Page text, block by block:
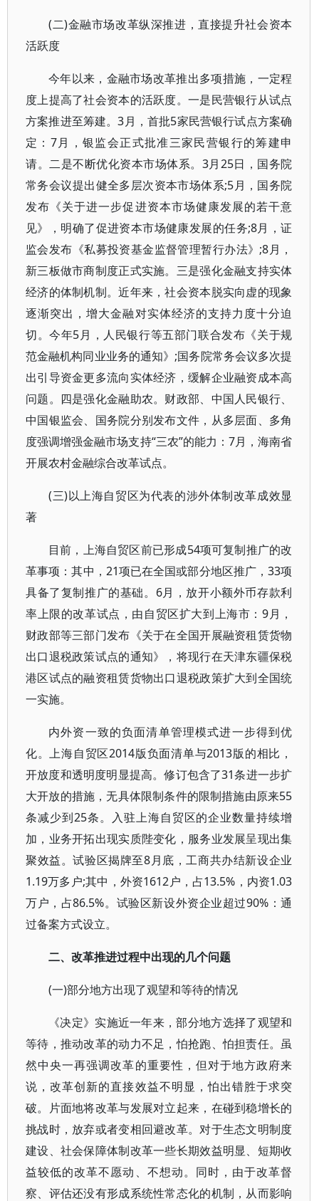
(二)金融市场改革纵深推进，直接提升社会资本
活跃度
今年以来，金融市场改革推出多项措施，一定程
度上提高了社会资本的活跃度。一是民营银行从试点
方案推进至筹建。3月，首批5家民营银行试点方案确
定：7月，银监会正式批准三家民营银行的筹建申
请。二是不断优化资本市场体系。3月25日，国务院
常务会议提出健全多层次资本市场体系;5月，国务院
发布《关于进一步促进资本市场健康发展的若干意
见》，明确了促进资本市场健康发展的任务;8月，证
监会发布《私募投资基金监督管理暂行办法》;8月，
新三板做市商制度正式实施。三是强化金融支持实体
经济的体制机制。近年来，社会资本脱实向虚的现象
逐渐突出，增大金融对实体经济的支持力度十分迫
切。今年5月，人民银行等五部门联合发布《关于规
范金融机构同业业务的通知》;国务院常务会议多次提
出引导资金更多流向实体经济，缓解企业融资成本高
问题。四是强化金融助农。财政部、中国人民银行、
中国银监会、国务院分别发布文件，从多层面、多角
度强调增强金融市场支持“三农”的能力：7月，海南省
开展农村金融综合改革试点。
(三)以上海自贸区为代表的涉外体制改革成效显
著
目前，上海自贸区前已形成54项可复制推广的改
革事项：其中，21项已在全国或部分地区推广，33项
具备了复制推广的基础。6月，放开小额外币存款利
率上限的改革试点，由自贸区扩大到上海市：9月，
财政部等三部门发布《关于在全国开展融资租赁货物
出口退税政策试点的通知》，将现行在天津东疆保税
港区试点的融资租赁货物出口退税政策扩大到全国统
一实施。
内外资一致的负面清单管理模式进一步得到优
化。上海自贸区2014版负面清单与2013版的相比，
开放度和透明度明显提高。修订包含了31条进一步扩
大开放的措施，无具体限制条件的限制措施由原来55
条减少到25条。入驻上海自贸区的企业数量持续增
加，业务开拓出现实质陛变化，服务业发展呈现出集
聚效益。试验区揭牌至8月底，工商共办结新设企业
1.19万多户;其中，外资1612户，占13.5%，内资1.03
万户，占86.5%。试验区新设外资企业超过90%：通
过备案方式设立。
二、改革推进过程中出现的几个问题
(一)部分地方出现了观望和等待的情况
《决定》实施近一年来，部分地方选择了观望和
等待，推动改革的动力不足，怕抢跑、怕担责任。虽
然中央一再强调改革的重要性，但对于地方政府来
说，改革创新的直接效益不明显，怕出错胜于求突
破。片面地将改革与发展对立起来，在碰到稳增长的
挑战时，放弃或者变相回避改革。对于生态文明制度
建设、社会保障体制改革一些长期效益明显、短期收
益较低的改革不愿动、不想动。同时，由于改革督
察、评估还没有形成系统性常态化的机制，从而影响